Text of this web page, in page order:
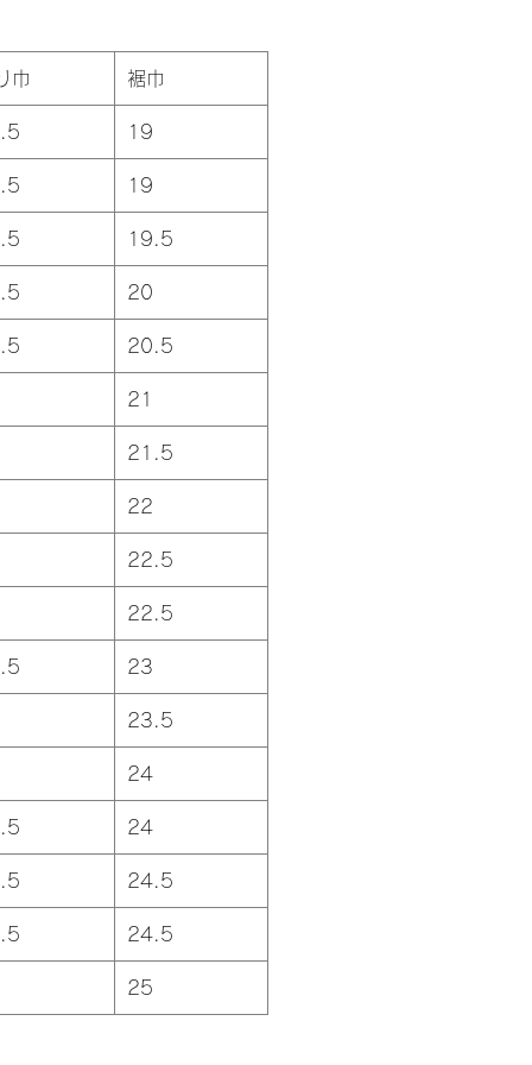
巾 裾巾
19
19
19.5
20
20.5
21
21.5
22
22.5
22.5
23
23.5
24
24
24.5
24.5
25